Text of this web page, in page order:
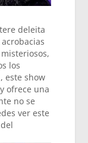
deleita
los
este show
ofrece una
no se
ver este